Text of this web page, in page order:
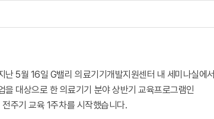
난 5월 16일 G밸리 의료기기개발지원센터 내 세미나실에서
을 대상으로 한 의료기기 분야 상반기 교육프로그램인
주기 교육 1주차를 시작했습니다.